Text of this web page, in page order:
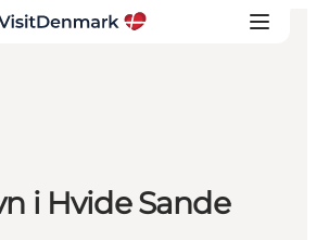
i Hvide Sande